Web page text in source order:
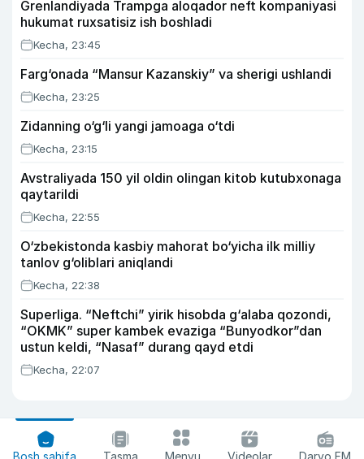
Grenlandiyada Trampga aloqador neft kompaniyasi
hukumat ruxsatisiz ish boshladi
Kecha, 23:45
Farg‘onada “Mansur Kazanskiy” va sherigi ushlandi
Kecha, 23:25
Zidanning o‘g‘li yangi jamoaga o‘tdi
Kecha, 23:15
Avstraliyada 150 yil oldin olingan kitob kutubxonaga
qaytarildi
Kecha, 22:55
O‘zbekistonda kasbiy mahorat bo‘yicha ilk milliy
tanlov g‘oliblari aniqlandi
Kecha, 22:38
Superliga. “Neftchi” yirik hisobda g‘alaba qozondi,
“OKMK” super kambek evaziga “Bunyodkor”dan
ustun keldi, “Nasaf” durang qayd etdi
Kecha, 22:07
Bosh sahifa Tasma Menyu Videolar Daryo FM